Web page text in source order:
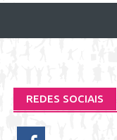
REDES SOCIAIS